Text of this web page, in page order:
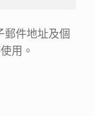
郵件地址及個
用。